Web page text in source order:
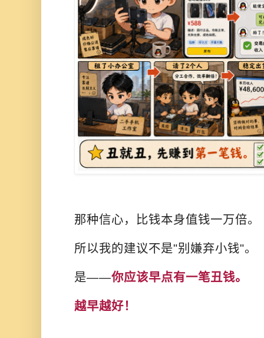
那种信心，比钱本身值钱一万倍。
所以我的建议不是"别嫌弃小钱"。
是——你应该早点有一笔丑钱。
越早越好！